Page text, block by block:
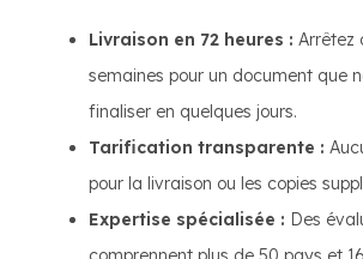
Livraison en 72 heures : Arrêtez
semaines pour un document que
finaliser en quelques jours.
Tarification transparente :
pour la livraison ou les copies
Expertise spécialisée : Des